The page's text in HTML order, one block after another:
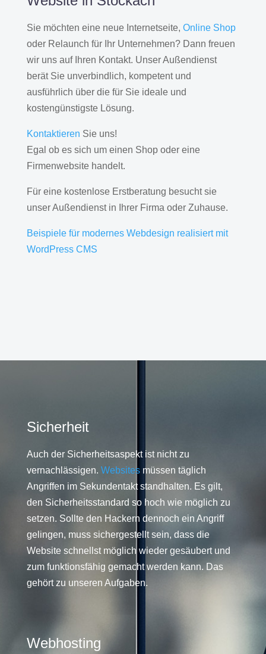
Sie möchten eine neue Internetseite, Online Shop
oder Relaunch für Ihr Unternehmen? Dann freuen
wir uns auf Ihren Kontakt. Unser Außendienst
berät Sie unverbindlich, kompetent und
ausführlich über die für Sie ideale und
kostengünstigste Lösung.
Kontaktieren Sie uns!
Egal ob es sich um einen Shop oder eine
Firmenwebsite handelt.
Für eine kostenlose Erstberatung besucht sie
unser Außendienst in Ihrer Firma oder Zuhause.
Beispiele für modernes Webdesign realisiert mit
WordPress CMS
Sicherheit
Auch der Sicherheitsaspekt ist nicht zu
vernachlässigen. Websitesmüssen täglich
Angriffen im Sekundentakt standhalten. Es gilt,
den Sicherheitsstandard so hoch wie möglich zu
setzen. Sollte den Hackern dennoch ein Angriff
gelingen, muss sichergestellt sein, dass die
Website schnellst möglich wieder gesäubert und
zum funktionsfähig gemacht werden kann. Das
gehört zu unseren Aufgaben.
Webhosting